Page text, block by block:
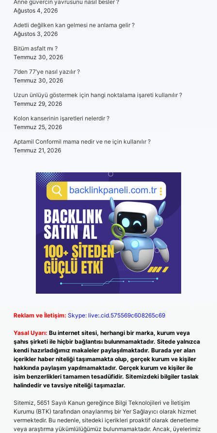
Anne güvercin yavrusunu nasıl besler ?
Ağustos 4, 2026
Adetli değilken kan gelmesi ne anlama gelir ?
Ağustos 3, 2026
Bitüm asfalt mı ?
Temmuz 30, 2026
7’den 77’ye nasıl yazılır ?
Temmuz 30, 2026
Uzun ünlüyü göstermek için hangi noktalama işareti kullanılır ?
Temmuz 29, 2026
Kolon kanserinin işaretleri nelerdir ?
Temmuz 25, 2026
Aptamil Conformil mama nedir ve ne için kullanılır ?
Temmuz 21, 2026
Reklam ve İletişim: Skype: live:.cid.575569c608265c69
Yasal Uyarı: Bu internet sitesi, herhangi bir marka, kurum veya
şahıs şirketi ile hiçbir bağlantısı bulunmamaktadır. Sitede yalnızca
kendi hazırladığımız makaleler paylaşılmaktadır. Burada yer alan
içerikler haber niteliği taşımamakta olup, gerçek kurum ve kişiler
hakkında paylaşım yapılmamaktadır. Gerçek kurum ve kişiler ile
isim benzerlikleri tamamen tesadüfidir. Sitemizdeki bilgiler taslak
halindedir ve tavsiye niteliği taşımazlar.
Sitemiz, 5651 Sayılı Kanun gereğince Bilgi Teknolojileri ve İletişim
Kurumu (BTK) tarafından onaylanmış bir Yer Sağlayıcı olarak hizmet
vermektedir. Bu nedenle, sitedeki içerikleri proaktif olarak denetleme
veya araştırma yükümlülüğümüz bulunmamaktadır. Ancak, üyelerimiz